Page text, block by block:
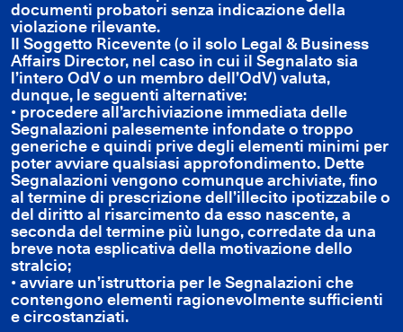
documenti probatori senza indicazione della
violazione rilevante.
Il Soggetto Ricevente (o il solo Legal & Business
Affairs Director, nel caso in cui il Segnalato sia
l’intero OdV o un membro dell’OdV) valuta,
dunque, le seguenti alternative:
• procedere all’archiviazione immediata delle
Segnalazioni palesemente infondate o troppo
generiche e quindi prive degli elementi minimi per
poter avviare qualsiasi approfondimento. Dette
Segnalazioni vengono comunque archiviate, fino
al termine di prescrizione dell’illecito ipotizzabile o
del diritto al risarcimento da esso nascente, a
seconda del termine più lungo, corredate da una
breve nota esplicativa della motivazione dello
stralcio;
• avviare un’istruttoria per le Segnalazioni che
contengono elementi ragionevolmente sufficienti
e circostanziati.